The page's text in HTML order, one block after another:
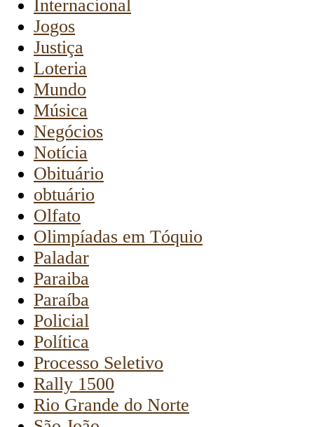
Internacional
Jogos
Justiça
Loteria
Mundo
Música
Negócios
Notícia
Obituário
obtuário
Olfato
Olimpíadas em Tóquio
Paladar
Paraiba
Paraíba
Policial
Política
Processo Seletivo
Rally 1500
Rio Grande do Norte